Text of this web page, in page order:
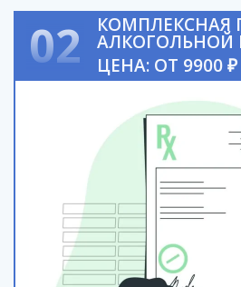
02
АЛКОГОЛЬНОЙ
ЦЕНА: ОТ 9900 ₽